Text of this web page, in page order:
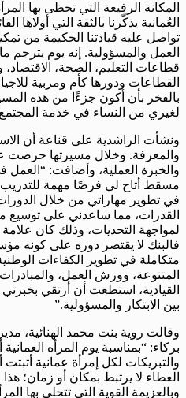
المكانة الرفيعة التي تحظى بها
العُمانية يذكّرنا بالثقة التي أولاها
تواصل عليه قيادتنا الحكيمة من
العمل والمسؤولية. إنه يوم
قطاعات التعليم، الصحة،
القطاعات ودورها كأم ومربية
بالفخر بأن أكون جزءًا من هذه
لغيري من النساء في خدمة
ونشأت الراشدية على قناعة أن
والمعرفة. وخلال مسيرتها حرصت
والخبرة العملية، وأضافت: “العمل
مسقط أتاح لي فرصًا مهمة للتدريب
في تطوير مهاراتي من خلال
القدرات، مما ساعدني على توسيع
لمواجهة التحديات، وذلك كان
فالبنك لا يقتصر دوره على كونه
متكاملة في تطوير الكفاءات
المتنوعة، وورش العمل،
القيادية، استطعت أن أرتقي
بين الابتكار والمسؤولية.”
وقالت روية بنت محمد الهنائية،
بركاء: “بمناسبة يوم المرأه
والتبريكات لكل إمرأة عمانية
العطاء لا يرتبط بمكان أو زمان؛ هذا
وبالعزيمة القوية التي تتحلى بها